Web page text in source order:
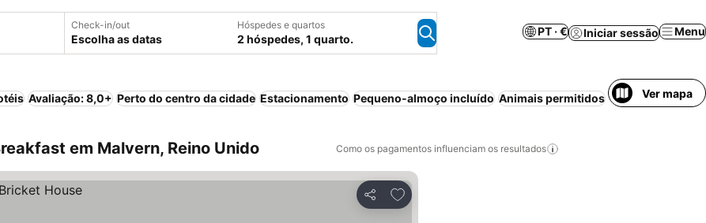
Check-in/out
Escolha as datas
Hóspedes e quartos
2 hóspedes, 1 quarto.
PT · € Iniciar sessão Menu
Avaliação: 8,0+ Perto do centro da cidade Estacionamento Pequeno-almoço incluído Animais permitidos Piscina Wi-fi Ar
Ver mapa
em Malvern, Reino Unido Como os pagamentos influenciam os resultados
Partilhar
Adicionar aos favoritos